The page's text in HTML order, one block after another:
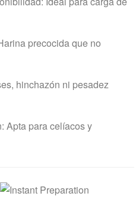
precocida que no
hinchazón ni pesadez
Apta para celíacos y